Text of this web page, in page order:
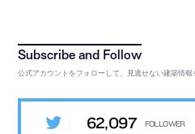
公式アカウントをフォローして、見逃せない建築情報
62,097